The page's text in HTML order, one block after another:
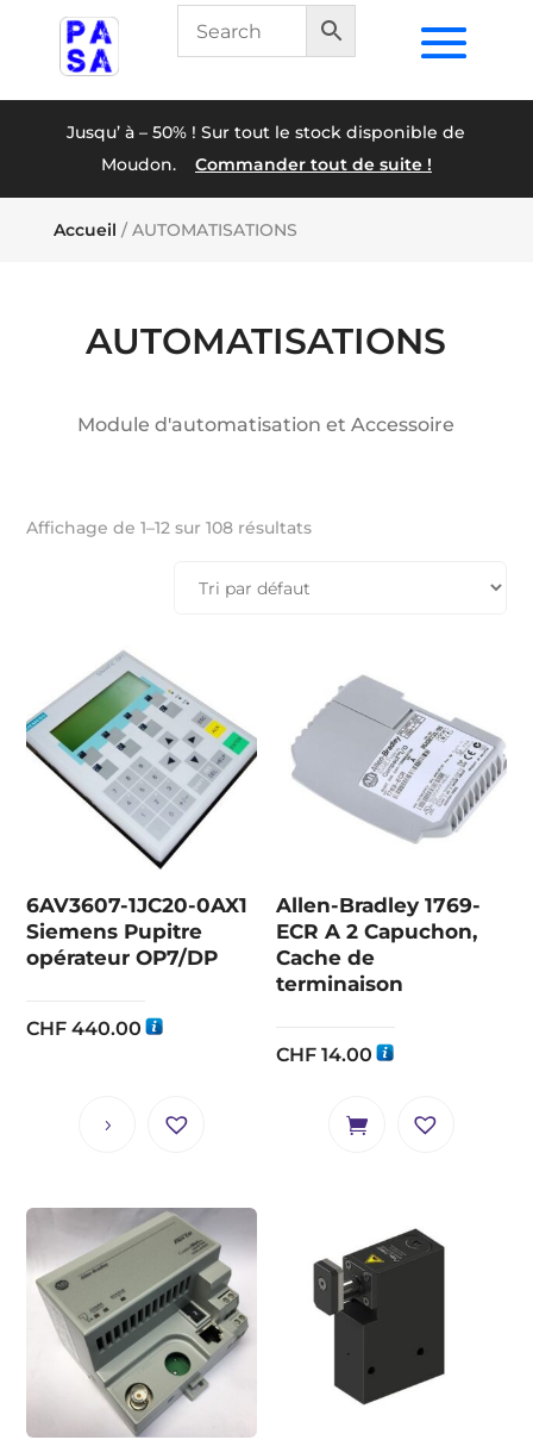
Jusqu’ à – 50% ! Sur tout le stock disponible de
Moudon. Commander tout de suite !
Accueil / AUTOMATISATIONS
AUTOMATISATIONS
Module d'automatisation et Accessoire
Affichage de 1–12 sur 108 résultats
6AV3607-1JC20-0AX1
Siemens Pupitre
opérateur OP7/DP
CHF 440.00
Allen-Bradley 1769-
ECR A 2 Capuchon,
Cache de
terminaison
CHF 14.00